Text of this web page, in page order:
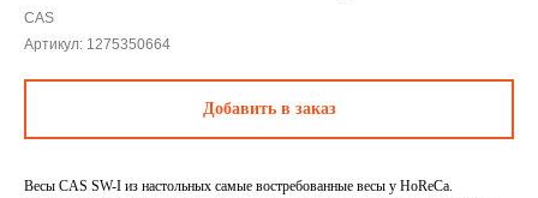
CAS
Артикул: 1275350664
Добавить в заказ
Весы CAS SW-I из настольных самые востребованные весы у HoReCa.